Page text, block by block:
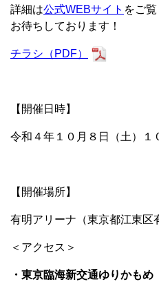
詳細は公式WEBサイト をご
お待ちしております！
チラシ（PDF）
【開催日時】
令和４年１０月８日（土）１
【開催場所】
有明アリーナ（東京都江東区
＜アクセス＞
・東京臨海新交通ゆりかもめ